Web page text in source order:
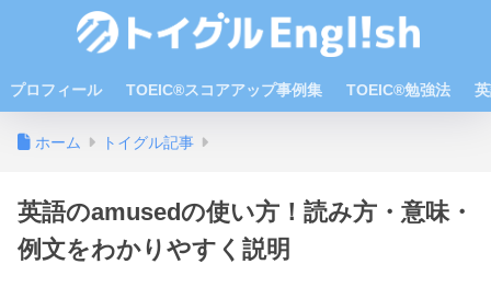
プロフィール TOEIC®スコアアップ事例集 TOEIC®勉強法
ホーム トイグル記事
英語のamusedの使い方！読み方・意味・
例文をわかりやすく説明